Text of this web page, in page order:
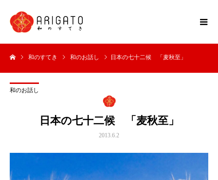
和のすてき 和のお話し 日本の七十二候 「麦秋至」
和のお話し
日本の七十二候 「麦秋至」
2013.6.2